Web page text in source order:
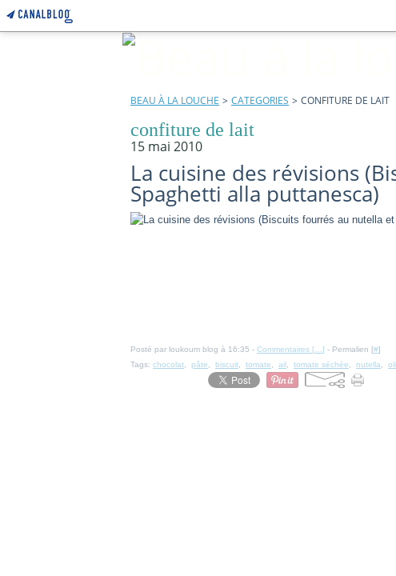
BEAU À LA LOUCHE > CATEGORIES > CONFITURE DE LAIT
confiture de lait
15 mai 2010
La cuisine des révisions
Spaghetti alla puttanesca)
Posté par loukoum blog à 16:35 - Commentaires [ ] - Permalien [#]
Tags: chocolat pâte biscuit tomate ail tomate séchée nutella